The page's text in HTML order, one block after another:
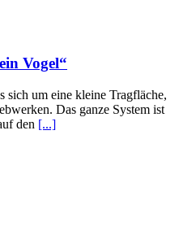
Vogel“
sich um eine kleine Tragfläche,
Das ganze System ist
den [...]